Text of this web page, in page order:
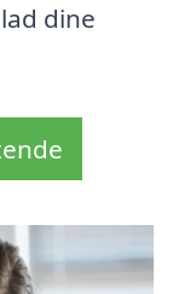
dine